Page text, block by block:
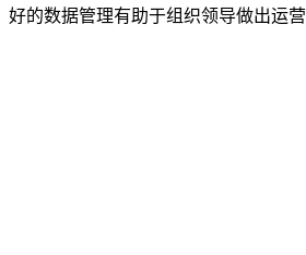
好的数据管理有助于组织领导做出运